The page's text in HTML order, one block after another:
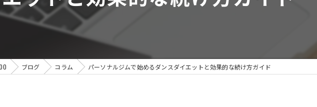
ランニング
ブログ コラム パーソナルジムで始めるダンスダイエットと効果的な続け方ガイド